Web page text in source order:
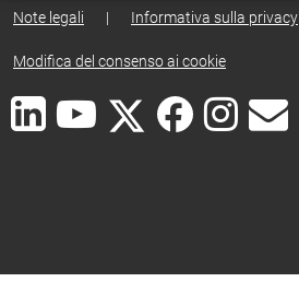
Note legali | Informativa sulla privacy
Modifica del consenso ai cookie